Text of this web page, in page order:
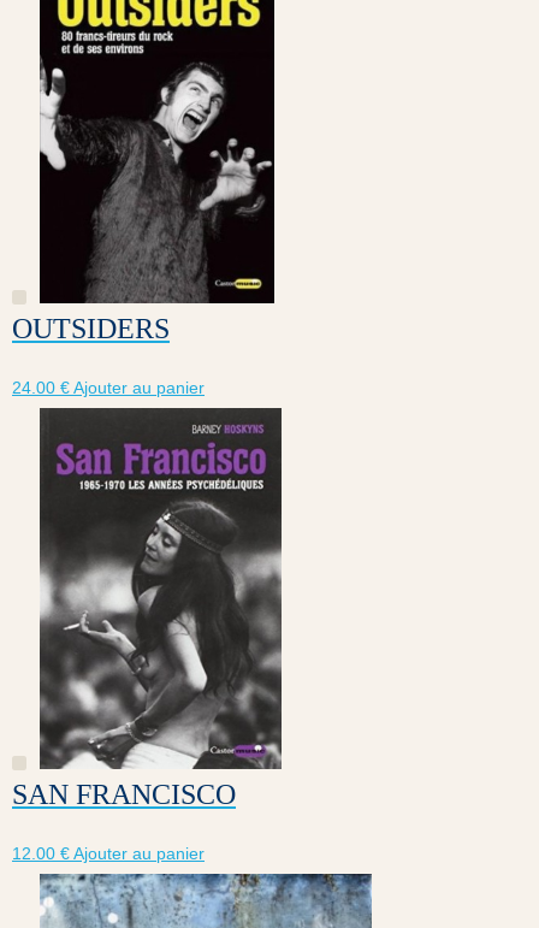
OUTSIDERS
24.00 €Ajouter au panier
SAN FRANCISCO
12.00 €Ajouter au panier